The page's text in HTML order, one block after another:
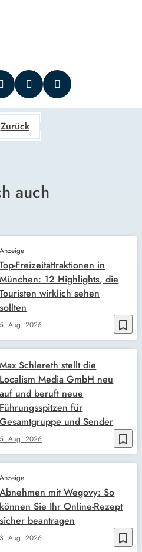
Zurück
auch
bookmark_border
Anzeige
5. Aug. 2026
Top-Freizeitattraktionen in
München: 12 Highlights, die
Touristen wirklich sehen
sollten
bookmark_border
5. Aug. 2026
Max Schlereth stellt die
Localism Media GmbH neu
auf und beruft neue
Führungsspitzen für
Gesamtgruppe und Sender
bookmark_border
Anzeige
3. Aug. 2026
Abnehmen mit Wegovy: So
können Sie Ihr Online-Rezept
sicher beantragen